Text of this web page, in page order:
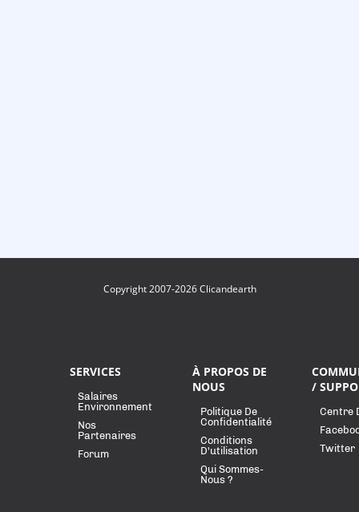
Copyright 2007-2026 Clicandearth
SERVICES
Salaires
Environnement
Nos
Partenaires
Forum
À PROPOS DE
NOUS
Politique De
Confidentialité
Conditions
D'utilisation
Qui Sommes-
Nous ?
/
Centre
Twitter